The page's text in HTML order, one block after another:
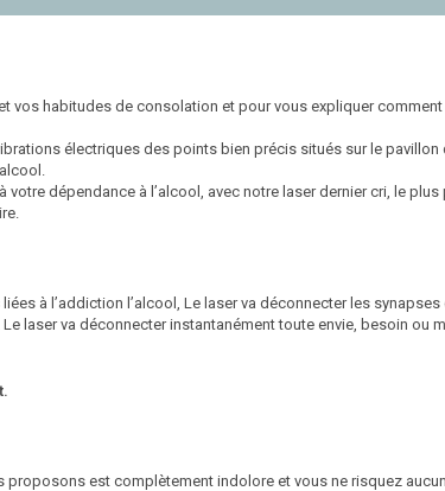
vos habitudes de consolation et pour vous expliquer
électriques des points bien précis situés sur le pavillon
dépendance à l’alcool, avec notre laser dernier cri, le plus
à l’addiction l’alcool, Le laser va déconnecter les synapses
laser va déconnecter instantanément toute envie, besoin ou
proposons est complètement indolore et vous ne risquez